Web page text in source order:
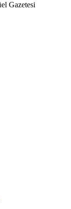
Gazetesi